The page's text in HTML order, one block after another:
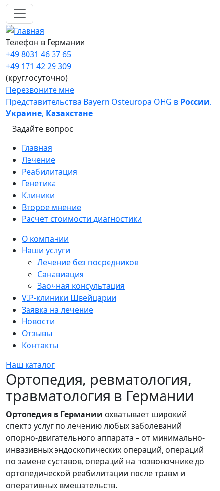
Перейти к основному содержанию
Телефон в Германии
+49 8031 46 37 65
+49 171 42 29 309
(круглосуточно)
Перезвоните мне
Представительства Bayern Osteuropa OHG в России,
Украине, Казахстане
Задайте вопрос
Main navigation
Главная
Лечение
Реабилитация
Генетика
Клиники
Второе мнение
Расчет стоимости диагностики
Sidebar
О компании
Наши услуги
Лечение без посредников
Санавиация
Заочная консультация
VIP-клиники Швейцарии
Заявка на лечение
Новости
Отзывы
Контакты
Наш каталог
Ортопедия, ревматология,
травматология в Германии
Ортопедия в Германии охватывает широкий
спектр услуг по лечению любых заболеваний
опорно-двигательного аппарата – от минимально-
инвазивных эндоскопических операций, операций
по замене суставов, операций на позвоночнике до
ортопедической реабилитации после травм и
оперативных вмешательств.